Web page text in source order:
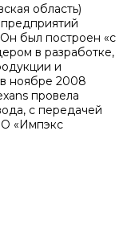
область)
был построен «с
в разработке,
и
ноябре 2008
провела
с передачей
«Импэкс